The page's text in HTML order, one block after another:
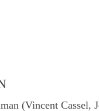
(Vincent Cassel,